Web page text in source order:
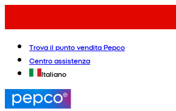
Trova il punto vendita Pepco
Centro assistenza
Italiano